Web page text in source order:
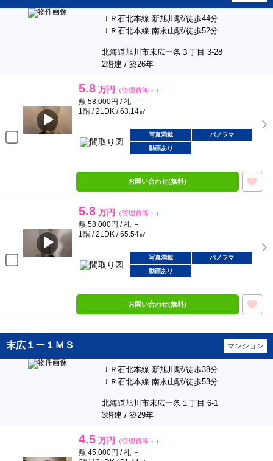
ＪＲ石北本線 新旭川駅/徒歩44分
ＪＲ石北本線 南永山駅/徒歩52分
北海道旭川市末広一条３丁目 3-28
2階建 / 築26年
5.8 万円 （管理費等－）
敷 58,000円 / 礼 －
1階 / 2LDK / 63.14㎡
写真満載
パノラマ
動画あり
お問い合わせ(無料)
5.8 万円 （管理費等－）
敷 58,000円 / 礼 －
1階 / 2LDK / 65.54㎡
写真満載
パノラマ
動画あり
お問い合わせ(無料)
末広１ー１ＭＳ マンション
ＪＲ石北本線 新旭川駅/徒歩38分
ＪＲ石北本線 南永山駅/徒歩53分
北海道旭川市末広一条１丁目 6-1
3階建 / 築29年
4.5 万円 （管理費等－）
敷 45,000円 / 礼 －